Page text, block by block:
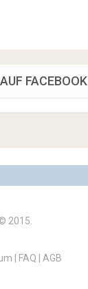
FACEBOOK
2015.
FAQ AGB